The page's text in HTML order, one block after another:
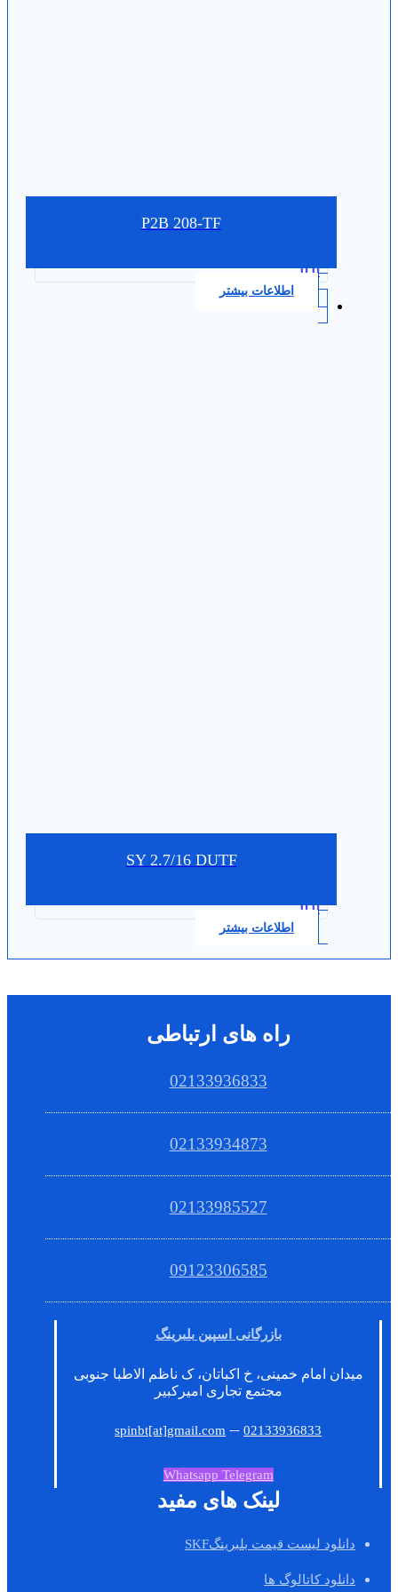
P2B 208-TF
0.0
اطلاعات بیشتر
SY 2.7/16 DUTF
0.0
اطلاعات بیشتر
راه های ارتباطی
02133936833
02133934873
02133985527
09123306585
بازرگانی اسپین بلبرینگ
میدان امام خمینی، خ اکباتان، ک ناظم الاطبا جنوبی
مجتمع تجاری امیرکبیر
spinbt[at]gmail.com –02133936833
Whatsapp Telegram
لینک های مفید
دانلود لیست قیمت بلبرینگSKF
دانلود کاتالوگ ها